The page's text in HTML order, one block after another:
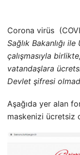
Corona virüs
Sağlık Bakanlığı ile
çalışmasıyla
vatandaşlara
Devlet şifresi
Aşağıda yer alan
maskenizi ücretsiz